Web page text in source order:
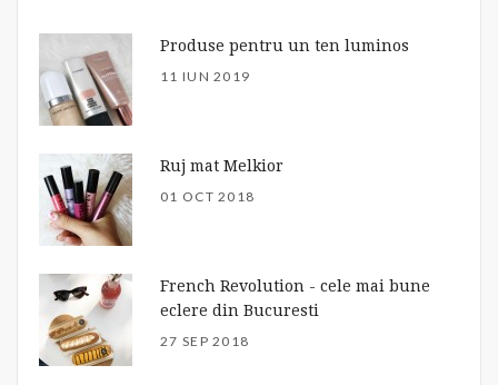
Produse pentru un ten luminos
11 IUN 2019
Ruj mat Melkior
01 OCT 2018
French Revolution - cele mai bune
eclere din Bucuresti
27 SEP 2018